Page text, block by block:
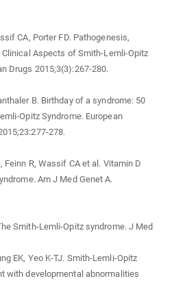
CA, Porter FD. Pathogenesis,
Aspects of Smith-Lemli-Opitz
Drugs 2015;3(3):267-280.
B. Birthday of a syndrome: 50
Opitz Syndrome. European
278.
R, Wassif CA et al. Vitamin D
Am J Med Genet A.
Smith-Lemli-Opitz syndrome. J Med
EK, Yeo K-TJ. Smith-Lemli-Opitz
with developmental abnormalities